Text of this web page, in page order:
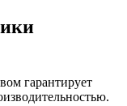
гарантирует